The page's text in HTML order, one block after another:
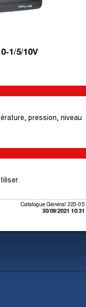
1/5/10V
pression, niveau
Catalogue Général 223-05
30/09/2021 10:31